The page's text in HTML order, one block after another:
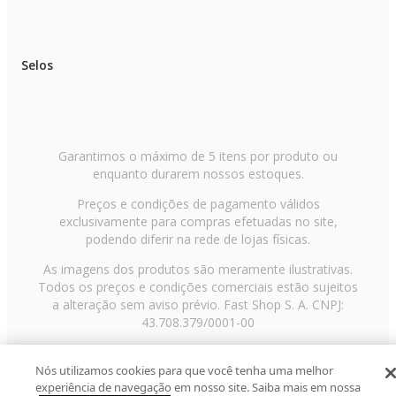
Selos
Garantimos o máximo de 5 itens por produto ou
enquanto durarem nossos estoques.
Preços e condições de pagamento válidos
exclusivamente para compras efetuadas no site,
podendo diferir na rede de lojas físicas.
As imagens dos produtos são meramente ilustrativas.
Todos os preços e condições comerciais estão sujeitos
a alteração sem aviso prévio. Fast Shop S. A. CNPJ:
43.708.379/0001-00
Paulo/SP, CEP 02029-001, Telefone: 11 3003-3728 ©
2013 Fast Shop - Todos os direitos reservadosRF
Nós utilizamos cookies para que você tenha uma melhor
experiência de navegação em nosso site. Saiba mais em nossa